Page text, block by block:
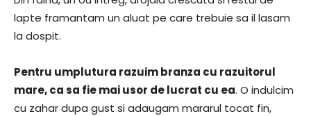
lapte framantam un aluat pe care trebuie sa il lasam
la dospit.
Pentru umplutura razuim branza cu razuitorul
mare, ca sa fie mai usor de lucrat cu ea. O indulcim
cu zahar dupa gust si adaugam mararul tocat fin,